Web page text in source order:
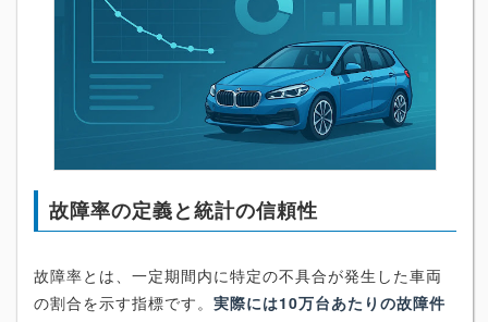
故障率の定義と統計の信頼性
故障率とは、一定期間内に特定の不具合が発生した車両
の割合を示す指標です。 実際には10万台あたりの故障件